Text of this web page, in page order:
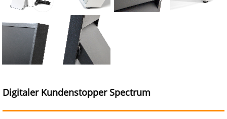
Digitaler Kundenstopper Spectrum